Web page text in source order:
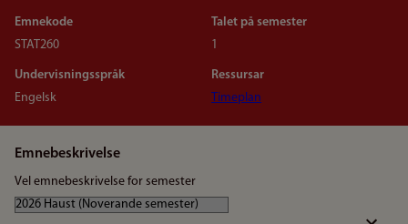
Emnekode
STAT260
Talet på semester
1
Undervisningsspråk
Engelsk
Ressursar
Timeplan
Emnebeskrivelse
Vel emnebeskrivelse for semester